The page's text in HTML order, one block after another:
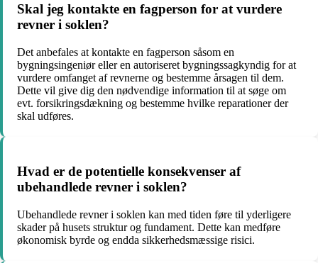
Skal jeg kontakte en fagperson for at vurdere
revner i soklen?
Det anbefales at kontakte en fagperson såsom en
bygningsingeniør eller en autoriseret bygningssagkyndig for at
vurdere omfanget af revnerne og bestemme årsagen til dem.
Dette vil give dig den nødvendige information til at søge om
evt. forsikringsdækning og bestemme hvilke reparationer der
skal udføres.
Hvad er de potentielle konsekvenser af
ubehandlede revner i soklen?
Ubehandlede revner i soklen kan med tiden føre til yderligere
skader på husets struktur og fundament. Dette kan medføre
økonomisk byrde og endda sikkerhedsmæssige risici.